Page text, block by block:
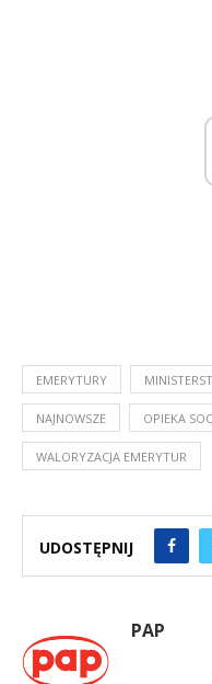
EMERYTURY
NAJNOWSZE OPIEKA
WALORYZACJA EMERYTUR
UDOSTĘPNIJ
PAP